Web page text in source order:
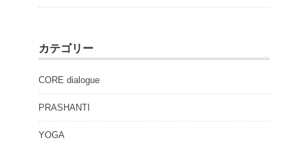
カテゴリー
CORE dialogue
PRASHANTI
YOGA